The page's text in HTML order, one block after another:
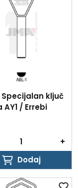
Specijalan ključ
AY1 / Errebi
+
Dodaj
Dodaj